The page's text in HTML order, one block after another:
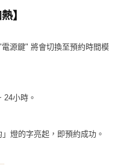
】
源鍵" 將會切換至預約時間模
小時。
燈的字亮起，即預約成功。